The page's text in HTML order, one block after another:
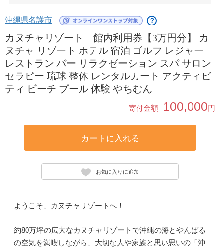
沖縄県名護市 ？
カヌチャリゾート 館内利用券【3万円分】 カ
ヌチャ リゾート ホテル 宿泊 ゴルフ レジャー
レストラン バー リラクゼーション スパ サロン
セラピー 琉球 整体 レンタルカート アクティビ
ティ ビーチ プール 体験 やちむん
寄付金額 100,000円
カートに入れる
お気に入りに追加
ようこそ、カヌチャリゾートへ！
約80万坪の広大なカヌチャリゾートで沖縄の海とやんばる
の空気を満喫しながら、大切な人や家族と思い思いの「沖